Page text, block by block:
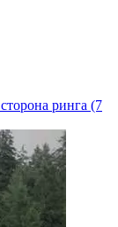
ринга (7